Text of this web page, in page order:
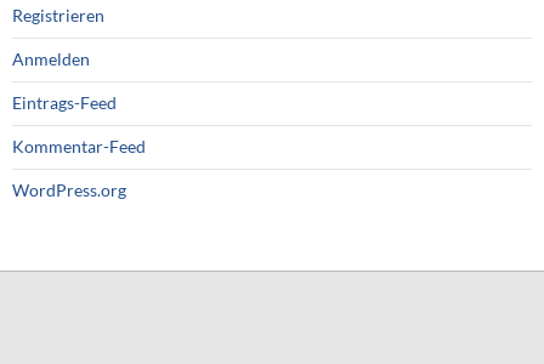
Registrieren
Anmelden
Eintrags-Feed
Kommentar-Feed
WordPress.org